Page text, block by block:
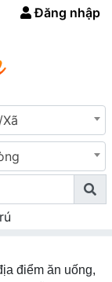
Đăng nhập
điểm ăn uống,